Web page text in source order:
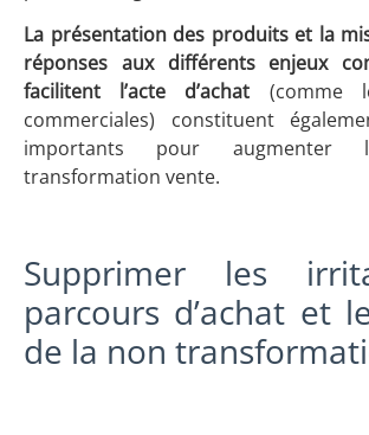
La présentation des produits et la
réponses aux différents enjeux
facilitent l’acte d’achat (comme
commerciales) constituent
importants pour
transformation vente.
Supprimer les
parcours d’achat et
de la non